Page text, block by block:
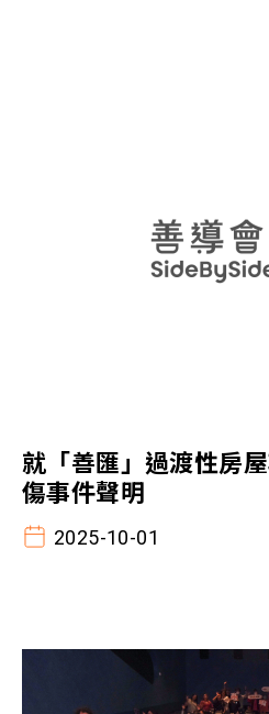
就「善匯」過渡性房
傷事件聲明
2025-10-01